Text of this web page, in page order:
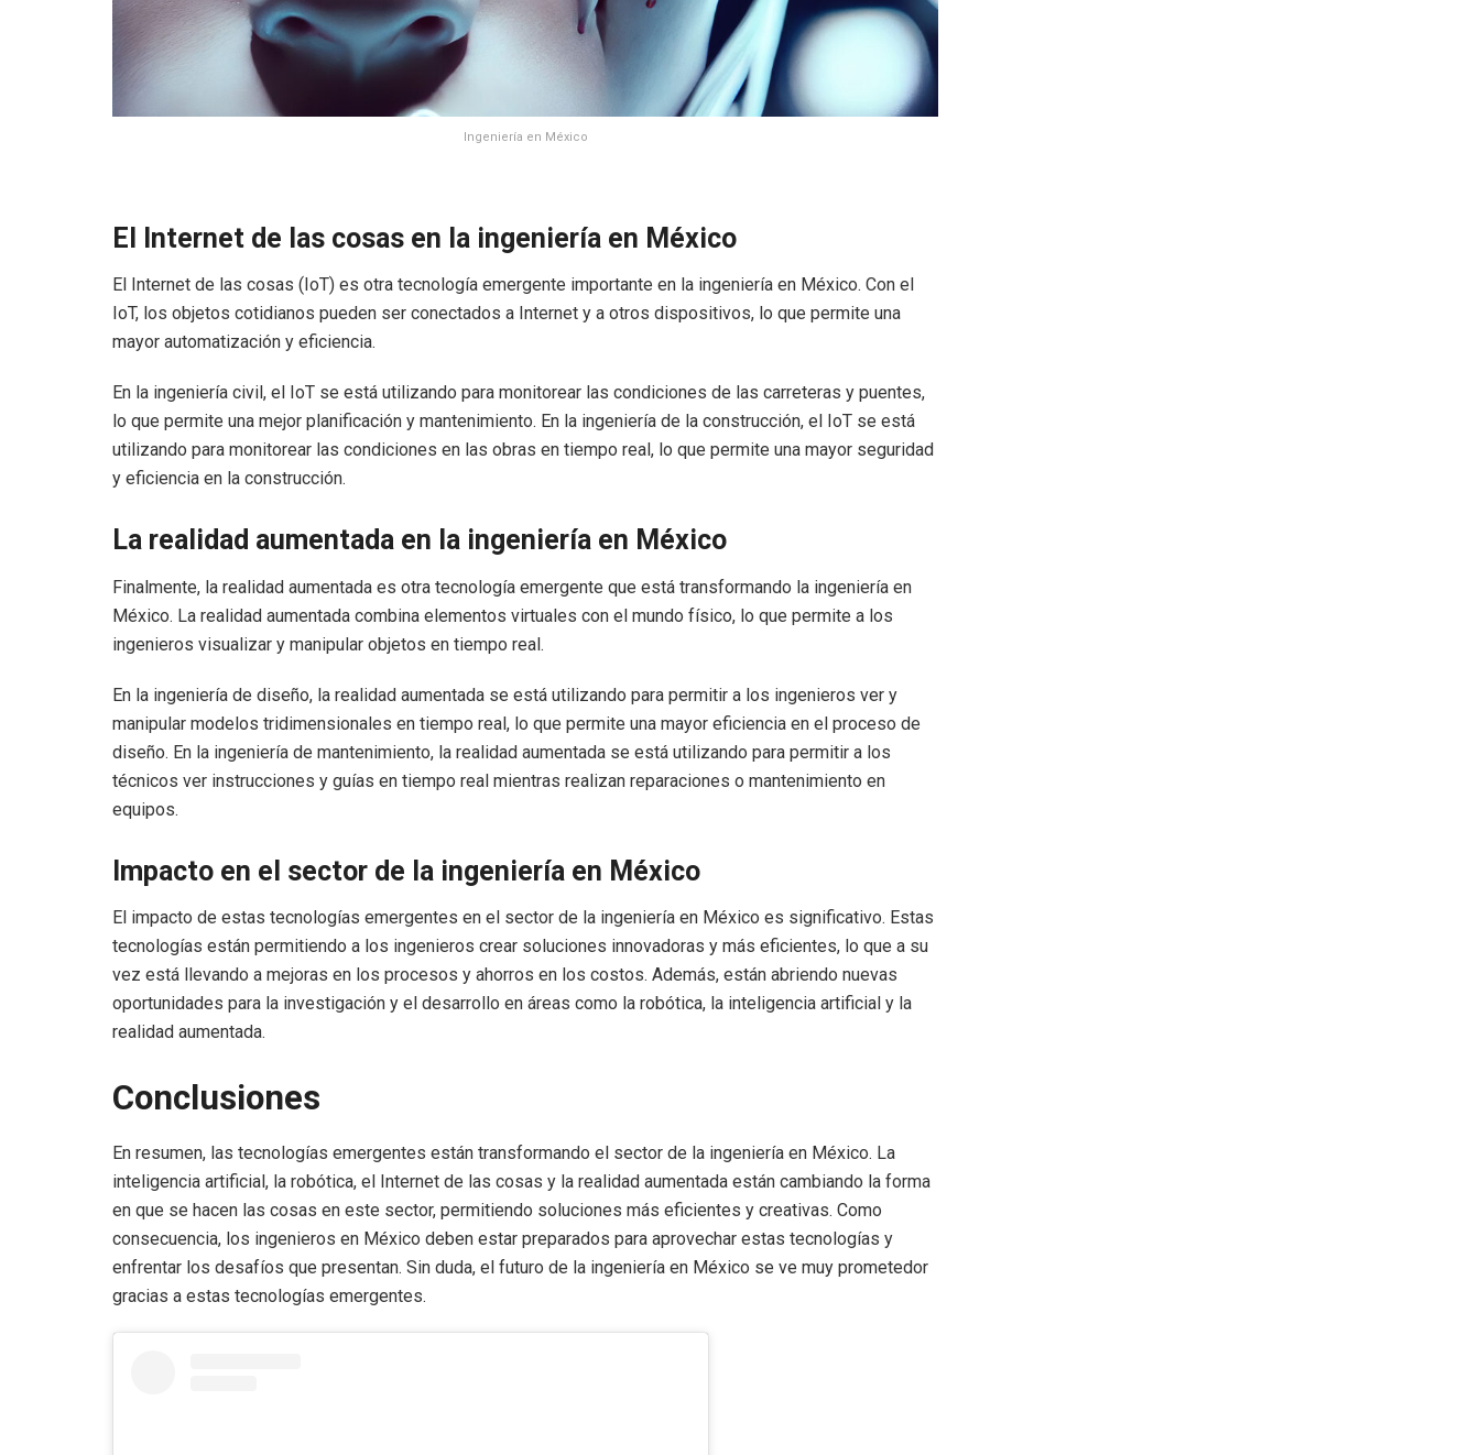
Ingeniería en México
El Internet de las cosas en la ingeniería en México
El Internet de las cosas (IoT) es otra tecnología emergente importante en la ingeniería en México. Con el
IoT, los objetos cotidianos pueden ser conectados a Internet y a otros dispositivos, lo que permite una
mayor automatización y eficiencia.
En la ingeniería civil, el IoT se está utilizando para monitorear las condiciones de las carreteras y puentes,
lo que permite una mejor planificación y mantenimiento. En la ingeniería de la construcción, el IoT se está
utilizando para monitorear las condiciones en las obras en tiempo real, lo que permite una mayor seguridad
y eficiencia en la construcción.
La realidad aumentada en la ingeniería en México
Finalmente, la realidad aumentada es otra tecnología emergente que está transformando la ingeniería en
México. La realidad aumentada combina elementos virtuales con el mundo físico, lo que permite a los
ingenieros visualizar y manipular objetos en tiempo real.
En la ingeniería de diseño, la realidad aumentada se está utilizando para permitir a los ingenieros ver y
manipular modelos tridimensionales en tiempo real, lo que permite una mayor eficiencia en el proceso de
diseño. En la ingeniería de mantenimiento, la realidad aumentada se está utilizando para permitir a los
técnicos ver instrucciones y guías en tiempo real mientras realizan reparaciones o mantenimiento en
equipos.
Impacto en el sector de la ingeniería en México
El impacto de estas tecnologías emergentes en el sector de la ingeniería en México es significativo. Estas
tecnologías están permitiendo a los ingenieros crear soluciones innovadoras y más eficientes, lo que a su
vez está llevando a mejoras en los procesos y ahorros en los costos. Además, están abriendo nuevas
oportunidades para la investigación y el desarrollo en áreas como la robótica, la inteligencia artificial y la
realidad aumentada.
Conclusiones
En resumen, las tecnologías emergentes están transformando el sector de la ingeniería en México. La
inteligencia artificial, la robótica, el Internet de las cosas y la realidad aumentada están cambiando la forma
en que se hacen las cosas en este sector, permitiendo soluciones más eficientes y creativas. Como
consecuencia, los ingenieros en México deben estar preparados para aprovechar estas tecnologías y
enfrentar los desafíos que presentan. Sin duda, el futuro de la ingeniería en México se ve muy prometedor
gracias a estas tecnologías emergentes.